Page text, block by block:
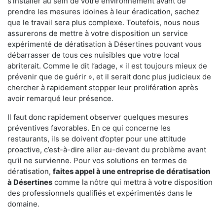
prendre les mesures idoines à leur éradication, sachez
que le travail sera plus complexe. Toutefois, nous nous
assurerons de mettre à votre disposition un service
expérimenté de dératisation à Désertines pouvant vous
débarrasser de tous ces nuisibles que votre local
abriterait. Comme le dit l’adage, « il est toujours mieux de
prévenir que de guérir », et il serait donc plus judicieux de
chercher à rapidement stopper leur prolifération après
avoir remarqué leur présence.
Il faut donc rapidement observer quelques mesures
préventives favorables. En ce qui concerne les
restaurants, ils se doivent d’opter pour une attitude
proactive, c’est-à-dire aller au-devant du problème avant
qu’il ne survienne. Pour vos solutions en termes de
dératisation, faites appel à une entreprise de dératisation
à Désertines comme la nôtre qui mettra à votre disposition
des professionnels qualifiés et expérimentés dans le
domaine.